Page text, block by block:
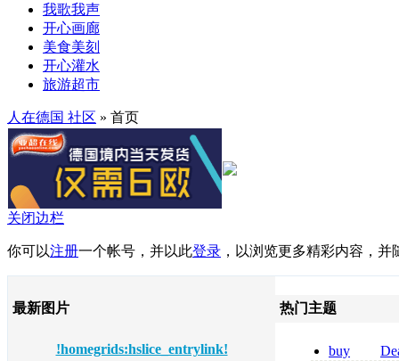
我歌我声
开心画廊
美食美刻
开心灌水
旅游超市
人在德国 社区 » 首页
关闭边栏
你可以注册一个帐号，并以此登录 ，以浏览更多精彩内容，
最新图片
!homegrids:hslice_entrylink!
热门主题
buy